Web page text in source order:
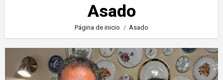
Asado
Página de inicio Asado